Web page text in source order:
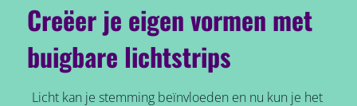
Creëer je eigen vormen met
buigbare lichtstrips
Licht kan je stemming beïnvloeden en nu kun je het